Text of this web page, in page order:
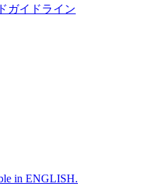
ガイドライン
in ENGLISH.